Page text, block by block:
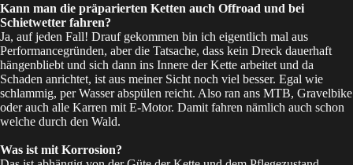
Kann man die präparierten Ketten auch Offroad und bei
Schietwetter fahren?
Ja, auf jeden Fall! Drauf gekommen bin ich eigentlich mal aus
Performancegründen, aber die Tatsache, dass kein Dreck dauerhaft
hängenbliebt und sich dann ins Innere der Kette arbeitet und da
Schaden anrichtet, ist aus meiner Sicht noch viel besser. Egal wie
schlammig, per Wasser abspülen reicht. Also ran ans MTB, Gravelbike
oder auch alle Karren mit E-Motor. Damit fahren nämlich auch schon
welche durch den Wald.
Was ist mit Korrosion?